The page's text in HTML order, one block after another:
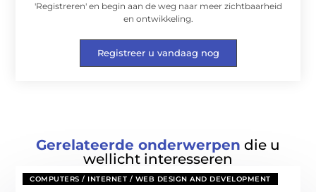
'Registreren' en begin aan de weg naar meer zichtbaarheid
en ontwikkeling.
Registreer u vandaag nog
Gerelateerde onderwerpen die u
wellicht interesseren
COMPUTERS / INTERNET / WEB DESIGN AND DEVELOPMENT